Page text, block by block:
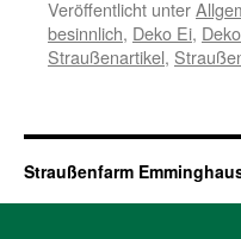
Veröffentlicht unter
besinnlich, Deko Ei,
Straußenartikel,
Straußenfarm